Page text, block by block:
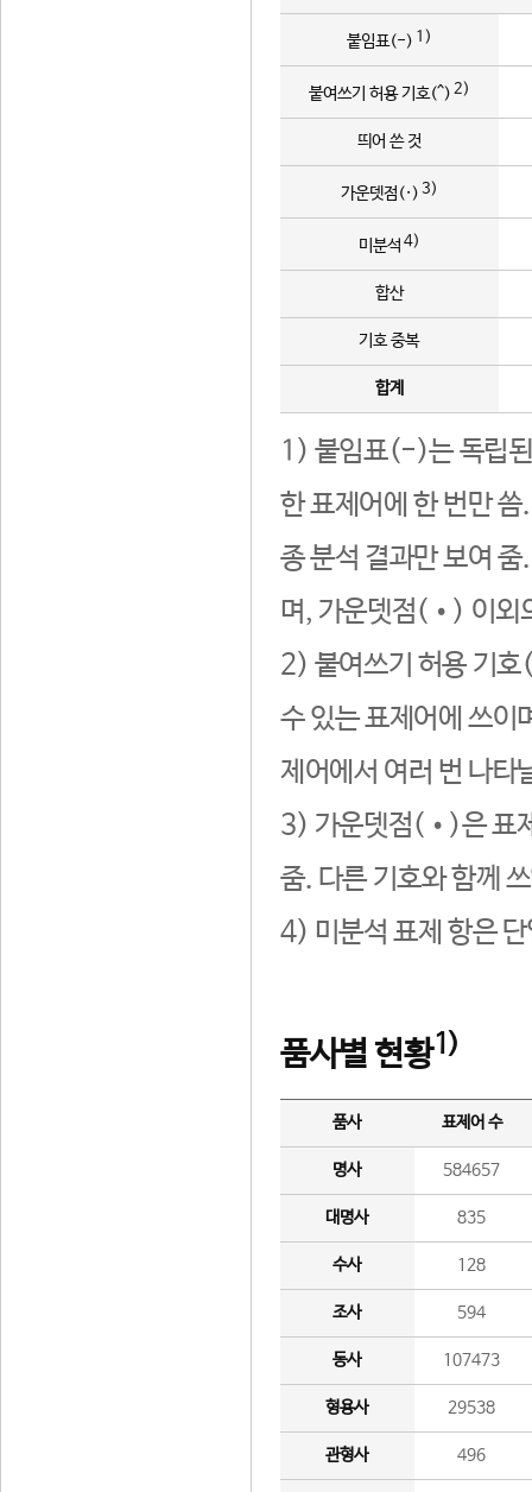
붙임표(-) 1)
붙여쓰기 허용 기호(^) 2)
띄어 쓴 것
가운뎃점(·) 3)
미분석 4)
합산
기호 중복
합계
1) 붙임표(-)는 독립된
한 표제어에 한 번만
종 분석 결과만 보여
며, 가운뎃점(•) 이외
2) 붙여쓰기 허용 기호
수 있는 표제어에 쓰이
제어에서 여러 번 나타
3) 가운뎃점(•)은 표
줌. 다른 기호와 함께
4) 미분석 표제 항은
품사별 현황1)
품사 표제어 수
명사 584657
대명사 835
수사 128
조사 594
동사 107473
형용사 29538
관형사 496